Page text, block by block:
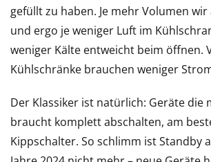
gefüllt zu haben. Je mehr Volumen
und ergo je weniger Luft im
weniger Kälte entweicht beim öffnen.
Kühlschränke brauchen weniger
Der Klassiker ist natürlich: Geräte die
braucht komplett abschalten, am
Kippschalter. So schlimm ist Standby